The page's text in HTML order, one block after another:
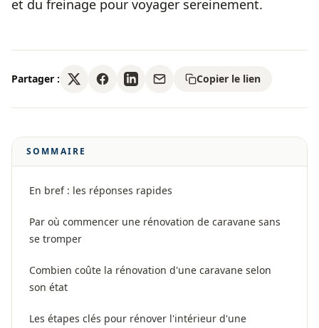
et du freinage pour voyager sereinement.
Partager : Copier le lien
SOMMAIRE
En bref : les réponses rapides
Par où commencer une rénovation de caravane sans
se tromper
Combien coûte la rénovation d'une caravane selon
son état
Les étapes clés pour rénover l'intérieur d'une